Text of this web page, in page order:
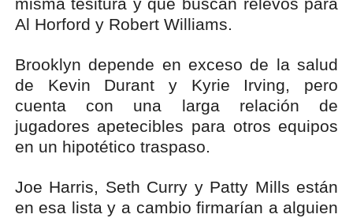
misma tesitura y que buscan relevos para
Al Horford y Robert Williams.
Brooklyn depende en exceso de la salud
de Kevin Durant y Kyrie Irving, pero
cuenta con una larga relación de
jugadores apetecibles para otros equipos
en un hipotético traspaso.
Joe Harris, Seth Curry y Patty Mills están
en esa lista y a cambio firmarían a alguien